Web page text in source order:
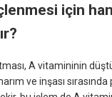
için
A vitamininin
ve inşası